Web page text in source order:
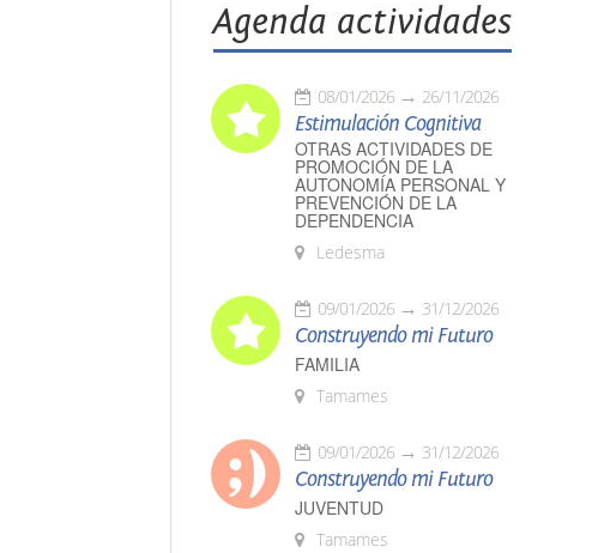
Agenda actividades
08/01/2026 26/11/2026
Estimulación Cognitiva
OTRAS ACTIVIDADES DE
PROMOCIÓN DE LA
AUTONOMÍA PERSONAL Y
PREVENCIÓN DE LA
DEPENDENCIA
Ledesma
09/01/2026 31/12/2026
Construyendo mi Futuro
FAMILIA
Tamames
09/01/2026 31/12/2026
Construyendo mi Futuro
JUVENTUD
Tamames